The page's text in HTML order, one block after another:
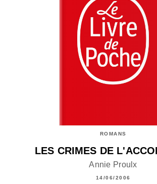
ROMANS
LES CRIMES DE
Annie Proulx
14/06/2006